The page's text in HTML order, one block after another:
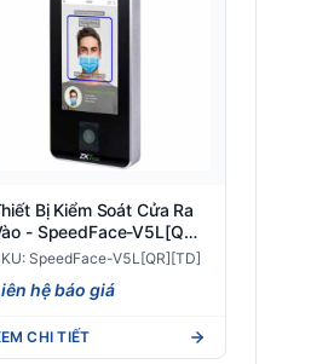
Bị Kiểm Soát Cửa Ra
- SpeedFace-V5L[QR]
SpeedFace-V5L[QR][TD]
hệ báo giá
CHI TIẾT